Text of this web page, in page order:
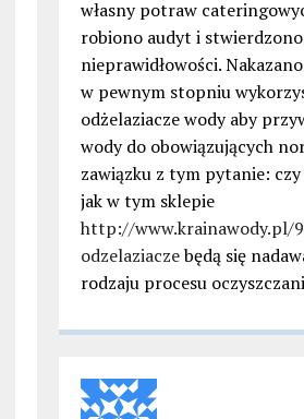
własny potraw
robiono audyt i
nieprawidłowości.
w pewnym stopniu
odżelaziacze wody aby
wody do obowiązujących
zawiązku z tym pytanie:
jak w tym sklepie
http://www.krainawody.pl/
odzelaziaczebędą się
rodzaju procesu